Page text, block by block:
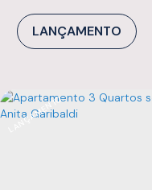
LANÇAMENTO
LANÇAMENTO